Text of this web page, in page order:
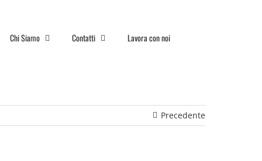
Chi Siamo Contatti Lavora con noi
Precedente